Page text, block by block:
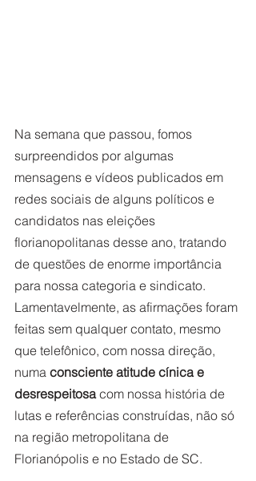
Na semana que passou, fomos
surpreendidos por algumas
mensagens e vídeos publicados em
redes sociais de alguns políticos e
candidatos nas eleições
florianopolitanas desse ano, tratando
de questões de enorme importância
para nossa categoria e sindicato.
Lamentavelmente, as afirmações foram
feitas sem qualquer contato, mesmo
que telefônico, com nossa direção,
numa consciente atitude cínica e
desrespeitosa com nossa história de
lutas e referências construídas, não só
na região metropolitana de
Florianópolis e no Estado de SC.